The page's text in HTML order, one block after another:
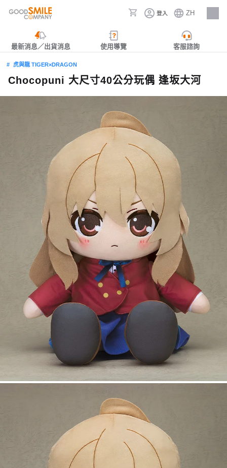
登入 ZH
人才招募
最新消息／出貨消息 使用導覽 客服諮詢
虎與龍 TIGER×DRAGON
Chocopuni 大尺寸40公分玩偶 逢坂大河